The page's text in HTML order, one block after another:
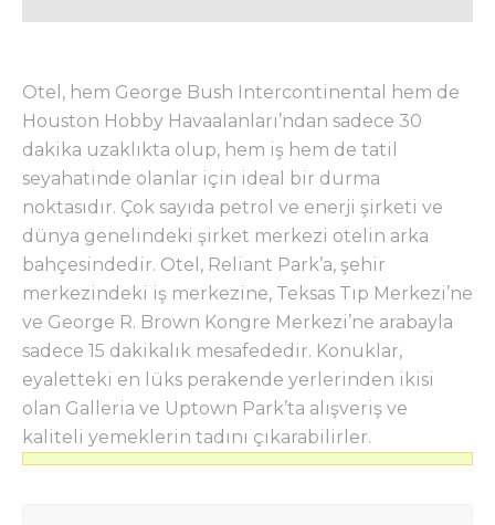
Otel, hem George Bush Intercontinental hem de
Houston Hobby Havaalanları’ndan sadece 30
dakika uzaklıkta olup, hem iş hem de tatil
seyahatinde olanlar için ideal bir durma
noktasıdır. Çok sayıda petrol ve enerji şirketi ve
dünya genelindeki şirket merkezi otelin arka
bahçesindedir. Otel, Reliant Park’a, şehir
merkezindeki iş merkezine, Teksas Tıp Merkezi’ne
ve George R. Brown Kongre Merkezi’ne arabayla
sadece 15 dakikalık mesafededir. Konuklar,
eyaletteki en lüks perakende yerlerinden ikisi
olan Galleria ve Uptown Park’ta alışveriş ve
kaliteli yemeklerin tadını çıkarabilirler.